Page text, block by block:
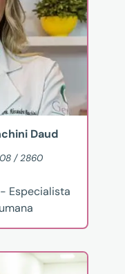
Daud
/ 2860
Especialista